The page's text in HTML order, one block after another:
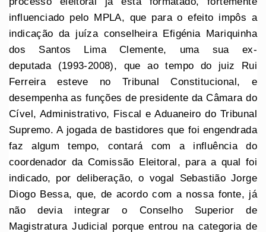
influenciado pelo MPLA, que para o efeito impôs a
indicação da juíza conselheira Efigénia Mariquinha
dos Santos Lima Clemente, uma sua ex-
deputada (1993-2008), que ao tempo do juiz Rui
Ferreira esteve no Tribunal Constitucional, e
desempenha as funções de presidente da Câmara do
Cível, Administrativo, Fiscal e Aduaneiro do Tribunal
Supremo. A jogada de bastidores que foi engendrada
faz algum tempo, contará com a influência do
coordenador da Comissão Eleitoral, para a qual foi
indicado, por deliberação, o vogal Sebastião Jorge
Diogo Bessa, que, de acordo com a nossa fonte, já
não devia integrar o Conselho Superior de
Magistratura Judicial porque entrou na categoria de